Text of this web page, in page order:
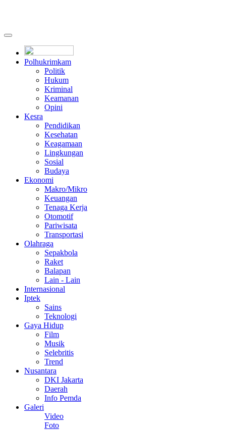
Polhukrimkam
Politik
Hukum
Kriminal
Keamanan
Opini
Kesra
Pendidikan
Kesehatan
Keagamaan
Lingkungan
Sosial
Budaya
Ekonomi
Makro/Mikro
Keuangan
Tenaga Kerja
Otomotif
Pariwisata
Transportasi
Olahraga
Sepakbola
Raket
Balapan
Lain - Lain
Internasional
Iptek
Sains
Teknologi
Gaya Hidup
Film
Musik
Selebritis
Trend
Nusantara
DKI Jakarta
Daerah
Info Pemda
Galeri
Video
Foto